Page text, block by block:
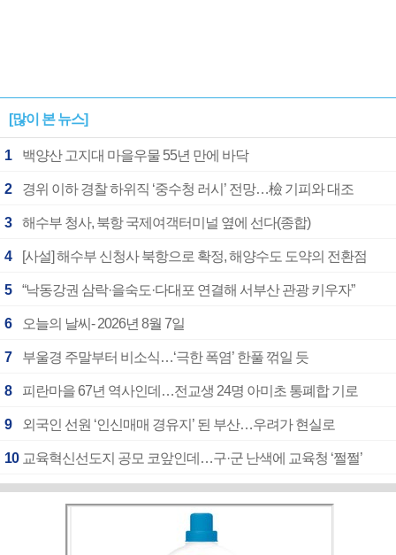
[많이 본 뉴스]
1 백양산 고지대 마을우물 55년 만에 바닥
2 경위 이하 경찰 하위직 ‘중수청 러시’ 전망…檢 기피와 대조
3 해수부 청사, 북항 국제여객터미널 옆에 선다(종합)
4 [사설] 해수부 신청사 북항으로 확정, 해양수도 도약의 전환점
5 “낙동강권 삼락·을숙도·다대포 연결해 서부산 관광 키우자”
6 오늘의 날씨- 2026년 8월 7일
7 부울경 주말부터 비소식…‘극한 폭염’ 한풀 꺾일 듯
8 피란마을 67년 역사인데…전교생 24명 아미초 통폐합 기로
9 외국인 선원 ‘인신매매 경유지’ 된 부산…우려가 현실로
10 교육혁신선도지 공모 코앞인데…구·군 난색에 교육청 ‘쩔쩔’